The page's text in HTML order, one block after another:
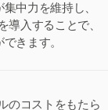
中力を維持し、
入することで、
きます。
のコストをもたら